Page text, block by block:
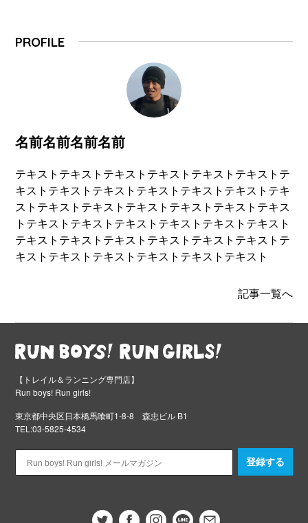
PROFILE
名前名前名前名前
テキストテキストテキストテキストテキストテキストテ
キストテキストテキストテキストテキストテキストテキ
ストテキストテキストテキストテキストテキストテキス
トテキストテキストテキストテキストテキストテキスト
テキストテキストテキストテキストテキストテキストテ
キストテキストテキストテキストテキストテキスト
記事一覧へ
【トレイル＆ランニング専門店】
Run boys! Run girls!
東京都中央区日本橋馬喰町1-8-8 森忠ビル B1
TEL:03-5825-4534
登録する